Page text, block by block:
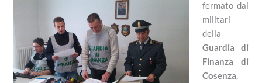
fermato dai
militari
della
Guardia di
Finanza di
Cosenza,